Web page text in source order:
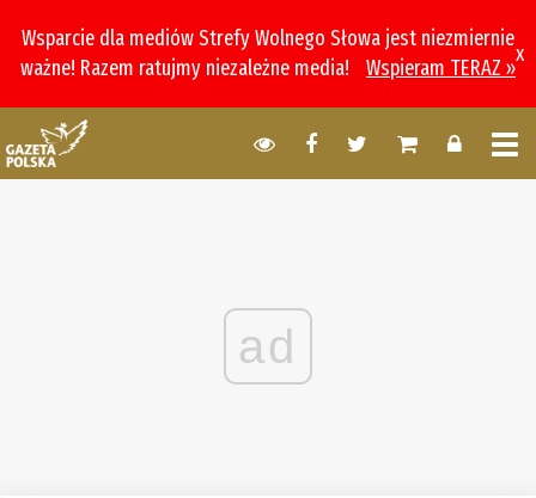
Wsparcie dla mediów Strefy Wolnego Słowa jest niezmiernie
ważne! Razem ratujmy niezależne media!
Wspieram TERAZ »
x
ad